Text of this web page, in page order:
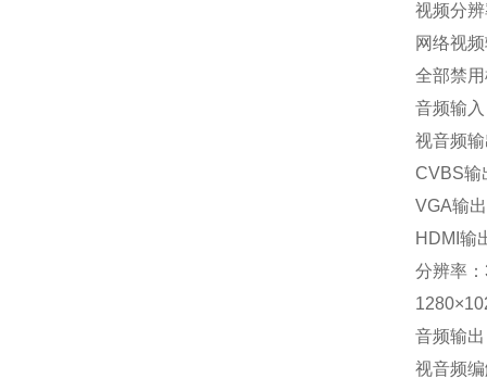
视频分
网络视
全部禁
音频输
视音频
CVBS
VGA输
HDMI输
分辨率
音频输
视音频